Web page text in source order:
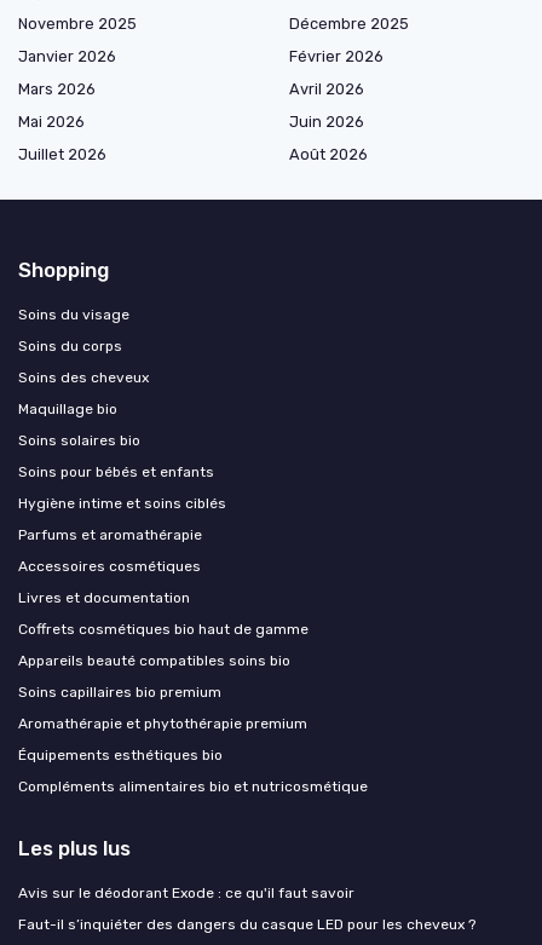
Novembre 2025
Décembre 2025
Janvier 2026
Février 2026
Mars 2026
Avril 2026
Mai 2026
Juin 2026
Juillet 2026
Août 2026
Shopping
Soins du visage
Soins du corps
Soins des cheveux
Maquillage bio
Soins solaires bio
Soins pour bébés et enfants
Hygiène intime et soins ciblés
Parfums et aromathérapie
Accessoires cosmétiques
Livres et documentation
Coffrets cosmétiques bio haut de gamme
Appareils beauté compatibles soins bio
Soins capillaires bio premium
Aromathérapie et phytothérapie premium
Équipements esthétiques bio
Compléments alimentaires bio et nutricosmétique
Les plus lus
Avis sur le déodorant Exode : ce qu'il faut savoir
Faut-il s’inquiéter des dangers du casque LED pour les cheveux ?